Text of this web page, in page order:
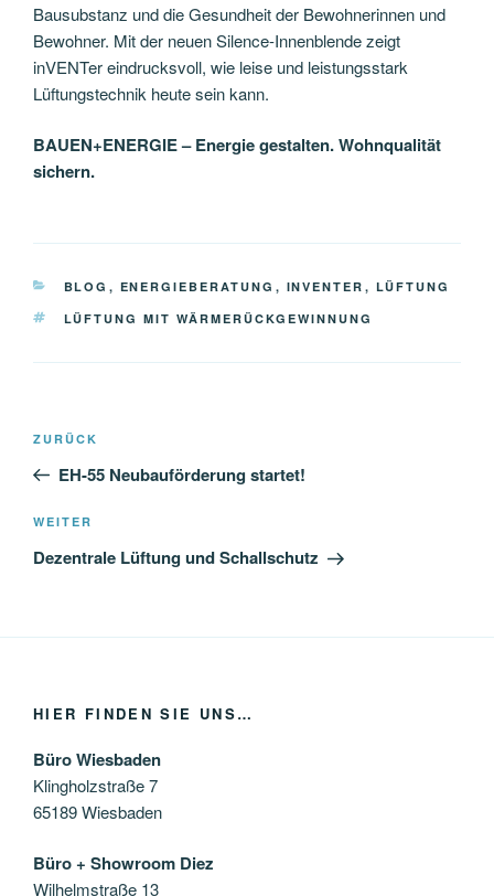
Bausubstanz und die Gesundheit der Bewohnerinnen und
Bewohner. Mit der neuen Silence-Innenblende zeigt
inVENTer eindrucksvoll, wie leise und leistungsstark
Lüftungstechnik heute sein kann.
BAUEN+ENERGIE – Energie gestalten. Wohnqualität
sichern.
KATEGORIEN
BLOG , ENERGIEBERATUNG , INVENTER , LÜFTUNG
SCHLAGWÖRTER
LÜFTUNG MIT WÄRMERÜCKGEWINNUNG
Beitragsnavigation
Vorheriger
Beitrag
ZURÜCK
EH-55 Neubauförderung startet!
Nächster
Beitrag
WEITER
Dezentrale Lüftung und Schallschutz
HIER FINDEN SIE UNS…
Büro Wiesbaden
Klingholzstraße 7
65189 Wiesbaden
Büro + Showroom Diez
Wilhelmstraße 13